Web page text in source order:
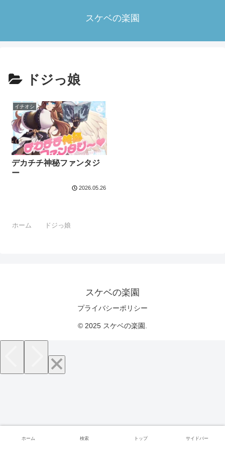
スケベの楽園
ドジっ娘
イチオシ
デカチチ神秘ファンタジ
ー
2026.05.26
ホーム ドジっ娘
スケベの楽園
プライバシーポリシー
© 2025 スケベの楽園.
ホーム 検索 トップ サイドバー